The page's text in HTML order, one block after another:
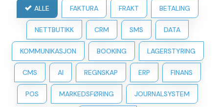
ALLE FAKTURA FRAKT BETALING
NETTBUTIKK CRM SMS DATA
KOMMUNIKASJON BOOKING LAGERSTYRING
CMS AI REGNSKAP ERP FINANS
POS MARKEDSFØRING JOURNALSYSTEM